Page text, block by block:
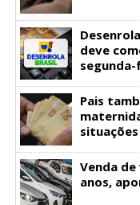
deve
Pais
situações
Venda
anos,